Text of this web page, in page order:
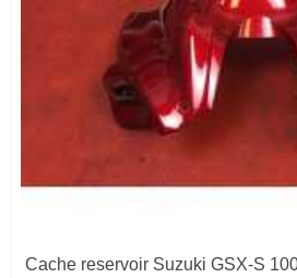
Cache reservoir Suzuki GSX-S